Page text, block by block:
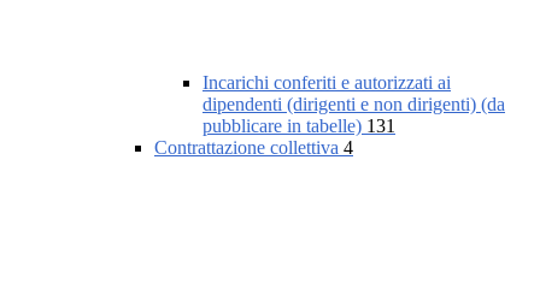
Incarichi conferiti e autorizzati ai
dipendenti (dirigenti e non dirigenti) (da
pubblicare in tabelle) 131
Contrattazione collettiva 4